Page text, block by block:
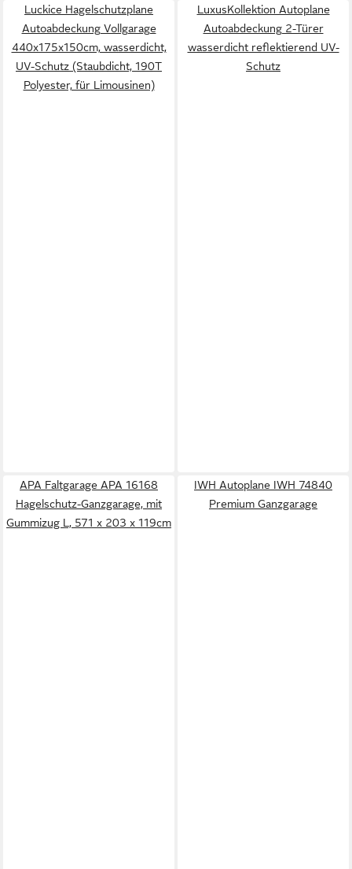
Luckice Hagelschutzplane
Autoabdeckung Vollgarage
440x175x150cm, wasserdicht,
UV-Schutz (Staubdicht, 190T
Polyester, für Limousinen)
LuxusKollektion Autoplane
Autoabdeckung 2-Türer
wasserdicht reflektierend UV-
Schutz
APA Faltgarage APA 16168
Hagelschutz-Ganzgarage, mit
Gummizug L, 571 x 203 x 119cm
IWH Autoplane IWH 74840
Premium Ganzgarage